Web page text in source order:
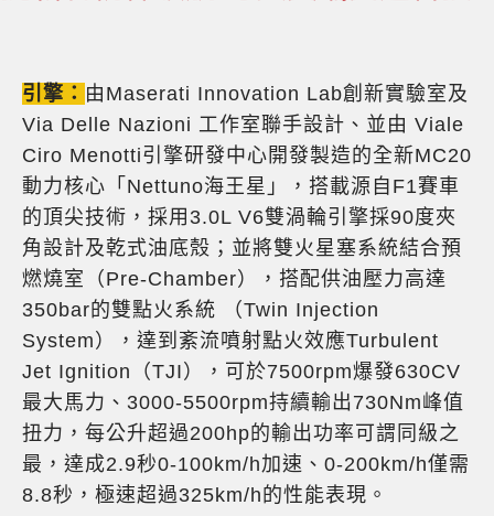
引擎： 由Maserati Innovation Lab創新實驗室及
Via Delle Nazioni 工作室聯手設計、並由 Viale
Ciro Menotti引擎研發中心開發製造的全新MC20
動力核心「Nettuno海王星」，搭載源自F1賽車
的頂尖技術，採用3.0L V6雙渦輪引擎採90度夾
角設計及乾式油底殼；並將雙火星塞系統結合預
燃燒室（Pre-Chamber），搭配供油壓力高達
350bar的雙點火系統 （Twin Injection
System），達到紊流噴射點火效應Turbulent
Jet Ignition（TJI），可於7500rpm爆發630CV
最大馬力、3000-5500rpm持續輸出730Nm峰值
扭力，每公升超過200hp的輸出功率可謂同級之
最，達成2.9秒0-100km/h加速、0-200km/h僅需
8.8秒，極速超過325km/h的性能表現。